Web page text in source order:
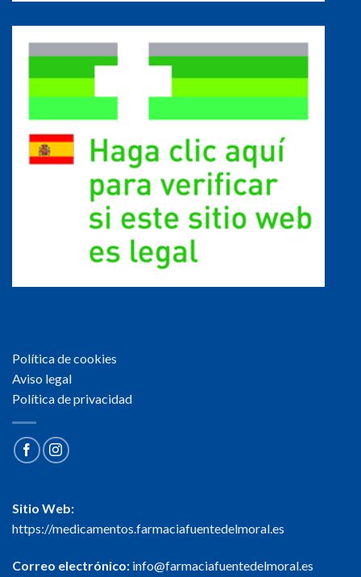
Política de cookies
Aviso legal
Política de privacidad
Sitio Web:
https://medicamentos.farmaciafuentedelmoral.es
Correo electrónico: info@farmaciafuentedelmoral.es